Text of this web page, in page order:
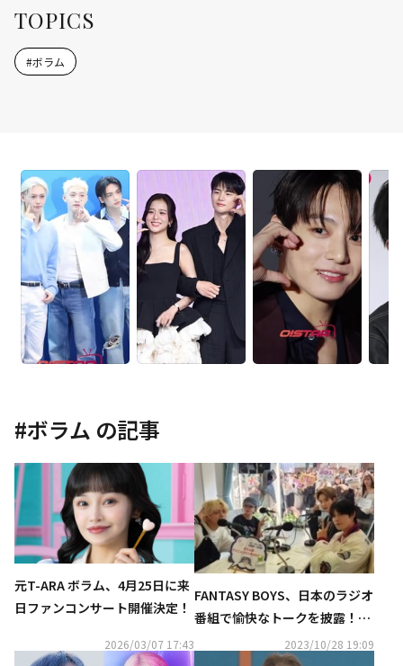
TOPICS
#ボラム
#ボラム の記事
元T-ARA ボラム、4月25日に来
日ファンコンサート開催決定！
2026/03/07 17:43
FANTASY BOYS、日本のラジオ
番組で愉快なトークを披露！観
覧のためファンが殺到2023/10/28 19:09